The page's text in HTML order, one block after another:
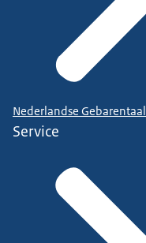
Nederlandse Gebarentaal
Service